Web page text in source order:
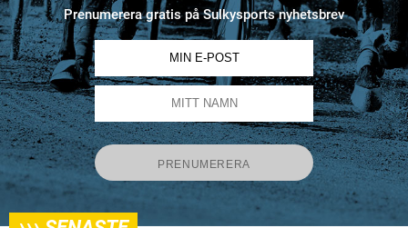
Prenumerera gratis på Sulkysports nyhetsbrev